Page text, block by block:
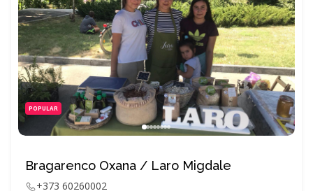
POPULAR
Bragarenco Oxana / Laro Migdale
+373 60260002